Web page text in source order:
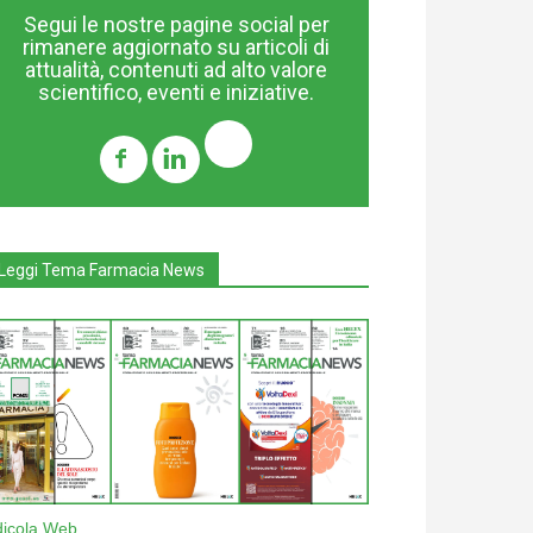
Segui le nostre pagine social per
rimanere aggiornato su articoli di
attualità, contenuti ad alto valore
scientifico, eventi e iniziative.
Tema Farmacia News
Web